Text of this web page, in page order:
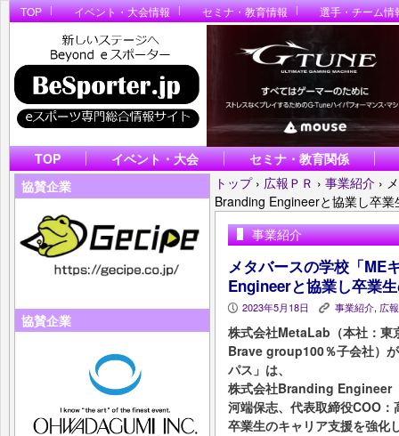
TOP イベント・大会情報 セミナ・教育情報 選手・チーム情
TOP イベント・大会
セミナ・教育関係
協賛企業
協賛企業
トップ › 広報ＰＲ › 事業紹介 ›
Branding Engineerと協業し卒
事業紹介
メタバースの学校「ME
Engineerと協業し卒業
P 2023年5月18日 K 事業紹介, 広
株式会社MetaLab（本社：東
Brave group100％子会社）
パス」は、
株式会社Branding Engineer
河端保志、代表取締役COO
卒業生のキャリア支援を強化